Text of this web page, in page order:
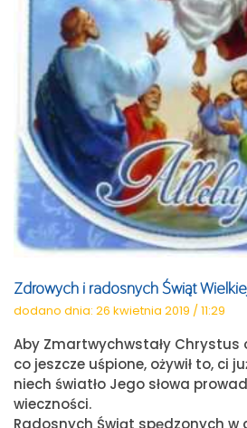
Zdrowych i radosnych Świąt
dodano dnia: 26 kwietnia 2019 / 11:29
Aby Zmartwychwstały Chrystus
co jeszcze uśpione, ożywił to, ci
niech światło Jego słowa
wieczności.
Radosnych Świąt spędzonych w